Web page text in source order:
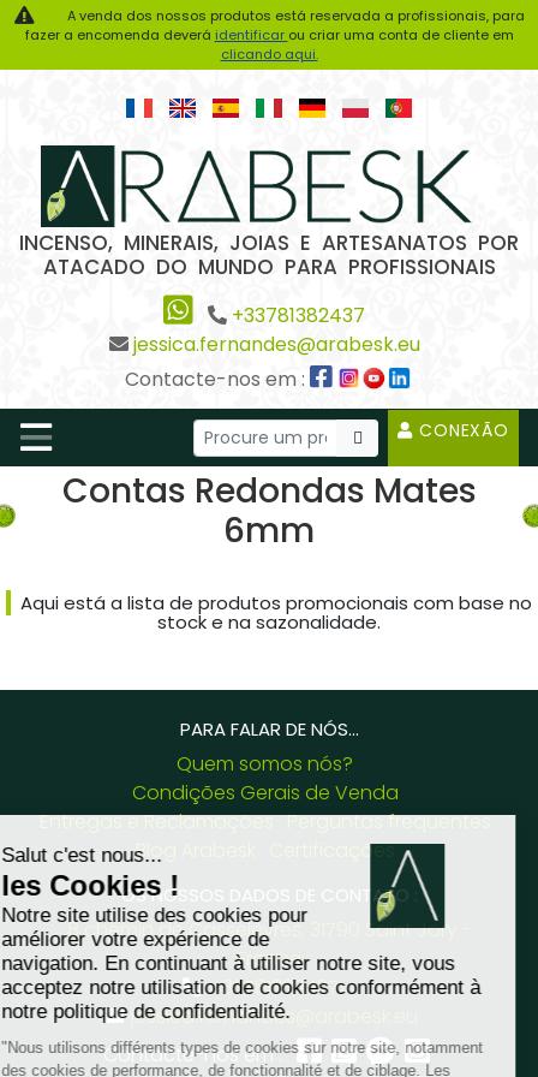
A venda dos nossos produtos está reservada a profissionais, para
fazer a encomenda deverá identificar ou criar uma conta de cliente em
clicando aqui.
INCENSO, MINERAIS, JOIAS E ARTESANATOS POR
ATACADO DO MUNDO PARA PROFISSIONAIS
+33781382437
jessica.fernandes@arabesk.eu
Contacte-nos em :
CONEXÃO
Contas Redondas Mates
6mm
Aqui está a lista de produtos promocionais com base no
stock e na sazonalidade.
PARA FALAR DE NÓS...
Quem somos nós?
Condições Gerais de Venda
Entregas e Reclamações Perguntas frequentes
Blog Arabesk
Certificações
OS NOSSOS DADOS DE CONTATO :
8 chemin de Casselèvres, 31790 Saint Jory -
France
+33781382437
jessica.fernandes@arabesk.eu
Contacte-nos em :